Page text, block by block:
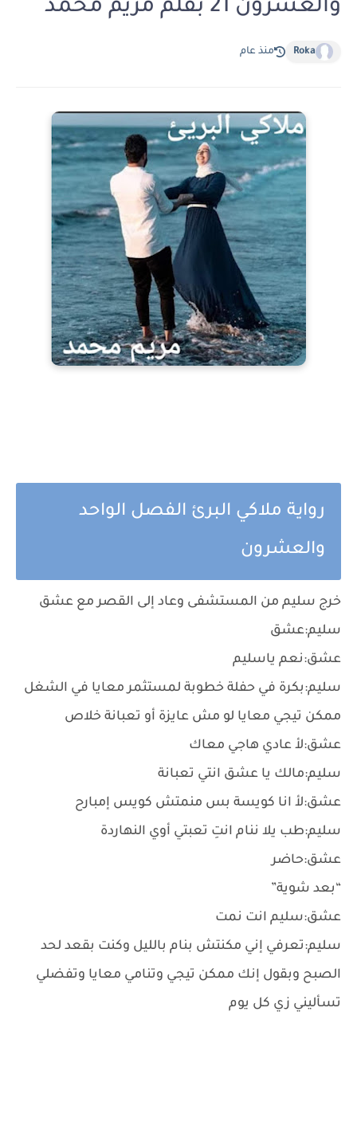
والعشرون 21 بقلم مريم محمد
Roka منذ عام
رواية ملاكي البرئ الفصل الواحد
والعشرون
خرج سليم من المستشفى وعاد إلى القصر مع عشق
سليم:عشق
عشق:نعم ياسليم
سليم:بكرة في حفلة خطوبة لمستثمر معايا في الشغل
ممكن تيجي معايا لو مش عايزة أو تعبانة خلاص
عشق:لأ عادي هاجي معاك
سليم:مالك يا عشق انتي تعبانة
عشق:لأ انا كويسة بس منمتش كويس إمبارح
سليم:طب يلا ننام انتِ تعبتي أوي النهاردة
عشق:حاضر
“بعد شوية”
عشق:سليم انت نمت
سليم:تعرفي إني مكنتش بنام بالليل وكنت بقعد لحد
الصبح وبقول إنك ممكن تيجي وتنامي معايا وتفضلي
تسأليني زي كل يوم